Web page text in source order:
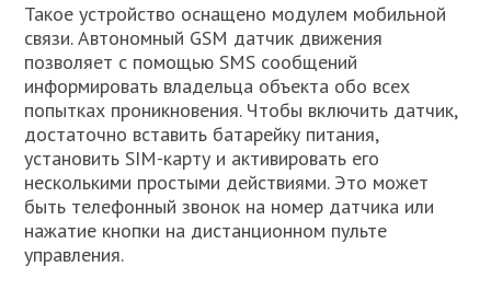
Такое устройство оснащено модулем мобильной
связи. Автономный GSM датчик движения
позволяет с помощью SMS сообщений
информировать владельца объекта обо всех
попытках проникновения. Чтобы включить датчик,
достаточно вставить батарейку питания,
установить SIM-карту и активировать его
несколькими простыми действиями. Это может
быть телефонный звонок на номер датчика или
нажатие кнопки на дистанционном пульте
управления.